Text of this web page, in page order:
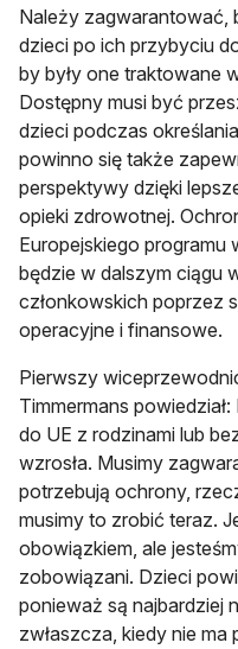
Należy zagwarantować,
dzieci po ich przybyciu
by były one traktowane
Dostępny musi być
dzieci podczas
powinno się także
perspektywy dzięki
opieki zdrowotnej.
Europejskiego programu
będzie w dalszym ciągu
członkowskich poprzez
operacyjne i finansowe.
Pierwszy
Timmermans
do UE z rodzinami lub
wzrosła. Musimy
potrzebują ochrony,
musimy to zrobić teraz.
obowiązkiem, ale
zobowiązani. Dzieci
ponieważ są najbardziej
zwłaszcza, kiedy nie